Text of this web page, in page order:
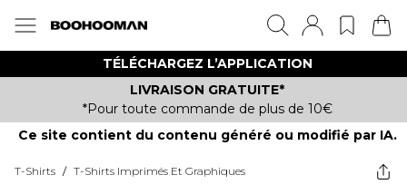
TÉLÉCHARGEZ L’APPLICATION
LIVRAISON GRATUITE*
*Pour toute commande de plus de 10€
Ce site contient du contenu généré ou modifié par IA.
T-Shirts / T-Shirts Imprimés Et Graphiques